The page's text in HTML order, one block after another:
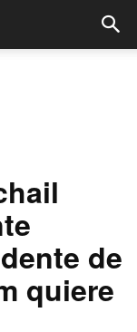
de
quiere